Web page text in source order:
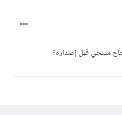
منتجي قبل إصداره؟